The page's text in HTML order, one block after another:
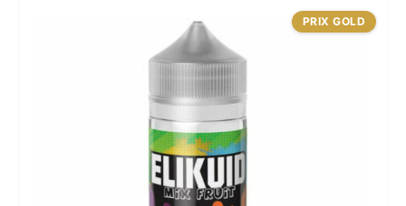
PRIX GOLD